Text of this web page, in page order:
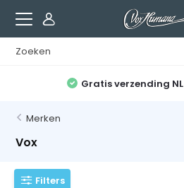
Gratis verzending NL
Merken
Vox
Filters